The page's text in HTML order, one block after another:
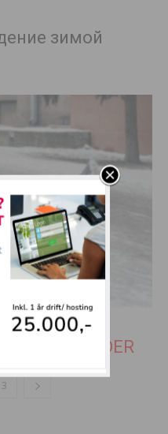
NESTE 8 BILDER
3